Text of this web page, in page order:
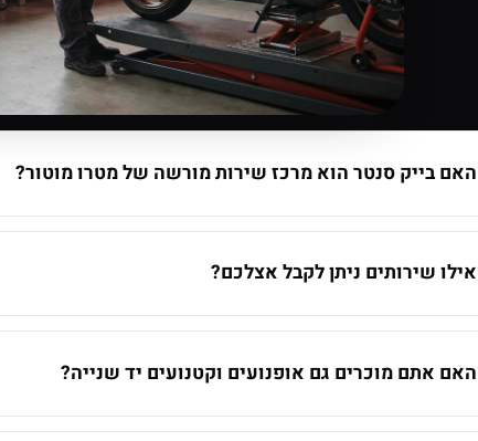
האם בייק סנטר הוא מרכז שירות מורשה של מטרו מוטור?
אילו שירותים ניתן לקבל אצלכם?
האם אתם מוכרים גם אופנועים וקטנועים יד שנייה?